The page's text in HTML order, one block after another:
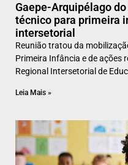
Gaepe-Arquipélago
técnico para primeira
intersetorial
Reunião tratou da
Primeira Infância e de ações
Regional Intersetorial de
Leia Mais »